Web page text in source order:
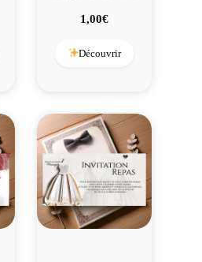
1,00€
Découvrir